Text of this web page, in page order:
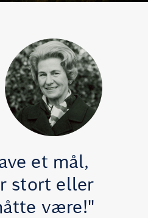
et mål,
stort eller
være!"